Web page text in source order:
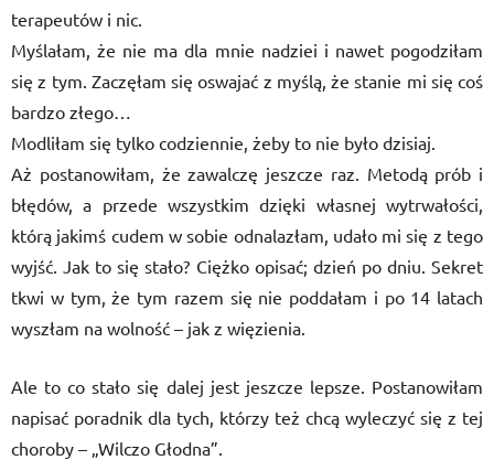
terapeutów i nic.
Myślałam, że nie ma dla mnie nadziei i nawet pogodziłam
się z tym. Zaczęłam się oswajać z myślą, że stanie mi się coś
bardzo złego…
Modliłam się tylko codziennie, żeby to nie było dzisiaj.
Aż postanowiłam, że zawalczę jeszcze raz. Metodą prób i
błędów, a przede wszystkim dzięki własnej wytrwałości,
którą jakimś cudem w sobie odnalazłam, udało mi się z tego
wyjść. Jak to się stało? Ciężko opisać; dzień po dniu. Sekret
tkwi w tym, że tym razem się nie poddałam i po 14 latach
wyszłam na wolność – jak z więzienia.
Ale to co stało się dalej jest jeszcze lepsze. Postanowiłam
napisać poradnik dla tych, którzy też chcą wyleczyć się z tej
choroby – „Wilczo Głodna”.